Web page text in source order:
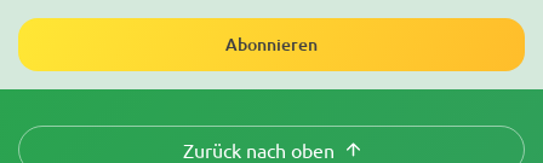
Abonnieren
Zurück nach oben